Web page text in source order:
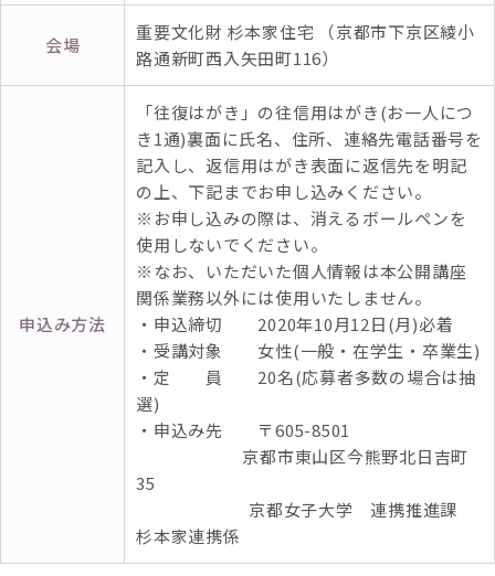
会場
重要文化財 杉本家住宅 （京都市下京区綾小
路通新町西入矢田町116）
申込み方法
「往復はがき」の往信用はがき(お一人につ
き1通)裏面に氏名、住所、連絡先電話番号を
記入し、返信用はがき表面に返信先を明記
の上、下記までお申し込みください。
※お申し込みの際は、消えるボールペンを
使用しないでください。
※なお、いただいた個人情報は本公開講座
関係業務以外には使用いたしません。
・申込締切 2020年10月12日(月)必着
・受講対象 女性(一般・在学生・卒業生)
・定 員 20名(応募者多数の場合は抽
選)
・申込み先 〒605-8501
京都市東山区今熊野北日吉町
35
京都女子大学 連携推進課
杉本家連携係